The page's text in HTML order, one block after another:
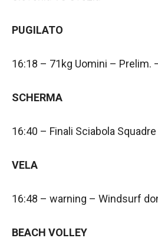
PUGILATO
16:18 – 71kg Uomini – Prelim.
SCHERMA
16:40 – Finali Sciabola
VELA
16:48 – warning – Windsurf
BEACH VOLLEY